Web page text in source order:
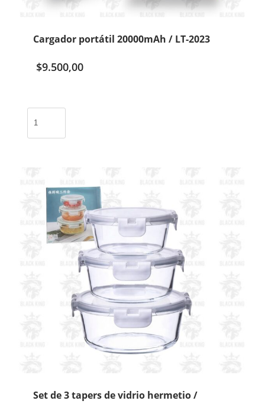
Cargador portátil 20000mAh / LT-2023
$9.500,00
portátil
20000mAh
cantidad
Set de 3 tapers de vidrio hermetio /